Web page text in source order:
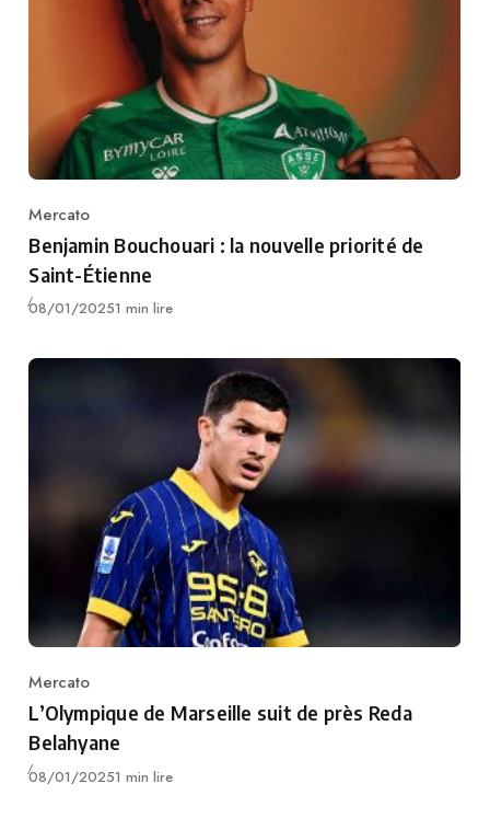
Category
Mercato
Benjamin Bouchouari : la nouvelle priorité de
Saint-Étienne
Publié
08/01/20251 min lire
Category
Mercato
L’Olympique de Marseille suit de près Reda
Belahyane
Publié
08/01/20251 min lire